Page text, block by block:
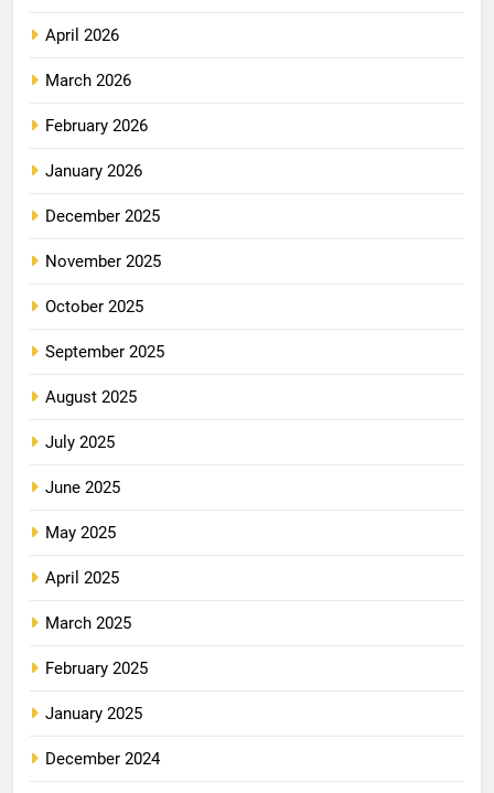
April 2026
March 2026
February 2026
January 2026
December 2025
November 2025
October 2025
September 2025
August 2025
July 2025
June 2025
May 2025
April 2025
March 2025
February 2025
January 2025
December 2024